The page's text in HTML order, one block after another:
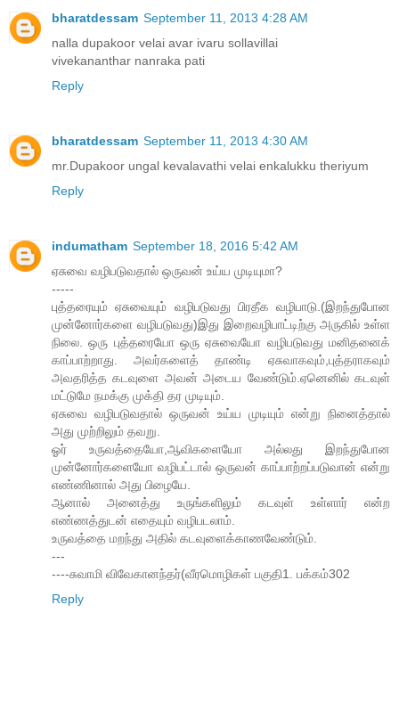
bharatdessam September 11, 2013 4:28 AM
nalla dupakoor velai avar ivaru sollavillai
vivekananthar nanraka pati
Reply
bharatdessam September 11, 2013 4:30 AM
mr.Dupakoor ungal kevalavathi velai enkalukku theriyum
Reply
indumatham September 18, 2016 5:42 AM
ஏசுவை வழிபடுவதால் ஒருவன் உய்ய முடியுமா?
-----
புத்தரையும் ஏசுவையும் வழிபடுவது பிரதீக வழிபாடு.(இறந்துபோன
முன்னோர்களை வழிபடுவது)இது இறைவழிபாட்டிற்கு அருகில் உள்ள
நிலை. ஒரு புத்தரையோ ஒரு ஏசுவையோ வழிபடுவது மனிதனைக்
காப்பாற்றாது. அவர்களைத் தாண்டி ஏசுவாகவும்,புத்தராகவும்
அவதரித்த கடவுளை அவன் அடைய வேண்டும்.ஏனெனில் கடவுள்
மட்டுமே நமக்கு முக்தி தர முடியும்.
ஏசுவை வழிபடுவதால் ஒருவன் உய்ய முடியும் என்று நினைத்தால்
அது முற்றிலும் தவறு.
ஓர் உருவத்தையோ,ஆவிகளையோ அல்லது இறந்துபோன
முன்னோர்களையோ வழிபட்டால் ஒருவன் காப்பாற்றப்படுவான் என்று
எண்ணினால் அது பிழையே.
ஆனால் அனைத்து உருங்களிலும் கடவுள் உள்ளார் என்ற
எண்ணத்துடன் எதையும் வழிபடலாம்.
உருவத்தை மறந்து அதில் கடவுளைக்காணவேண்டும்.
---
----சுவாமி விவேகானந்தர்(வீரமொழிகள் பகுதி1. பக்கம்302
Reply